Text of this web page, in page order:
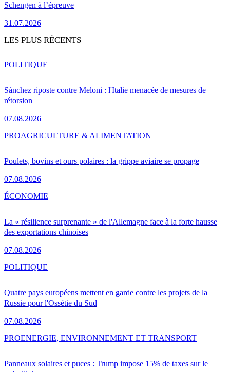
Schengen à l’épreuve
31.07.2026
LES PLUS RÉCENTS
Sánchez riposte contre Meloni : l'Italie menacée de mesures de
rétorsion
07.08.2026
POLITIQUE
Poulets, bovins et ours polaires : la grippe aviaire se propage
07.08.2026
PROAGRICULTURE & ALIMENTATION
La « résilience surprenante » de l'Allemagne face à la forte hausse
des exportations chinoises
07.08.2026
ÉCONOMIE
Quatre pays européens mettent en garde contre les projets de la
Russie pour l'Ossétie du Sud
07.08.2026
POLITIQUE
Panneaux solaires et puces : Trump impose 15% de taxes sur le
PROENERGIE, ENVIRONNEMENT ET TRANSPORT